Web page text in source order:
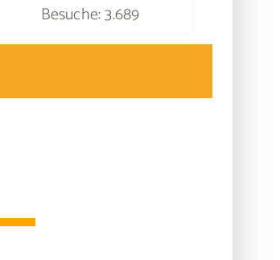
Besuche: 3.689